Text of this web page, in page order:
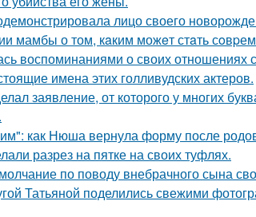
лицо своего
мамбы о том, кaким можeт стaть
воспоминаниями о своих отношениях
имена этих голливудских актеров.
заявление, от которого у многих
как Нюша вернула форму после
разрез на пятке на своих туфлях.
по поводу внебрачного сына
Татьяной поделились свежими